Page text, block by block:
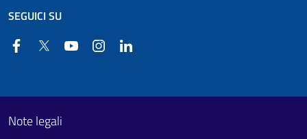
SEGUICI SU
FacebookTwitter YouTube Instagram
Footer First
Useful links section
Note legali